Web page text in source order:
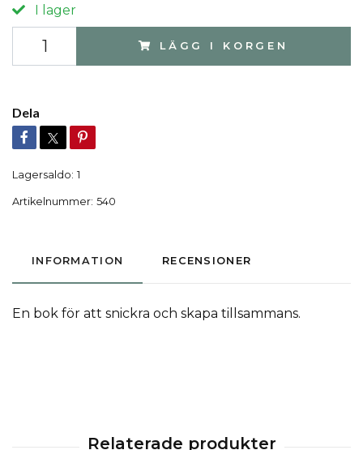
I lager
LÄGG I KORGEN
Dela
Lagersaldo: 1
Artikelnummer: 540
INFORMATION RECENSIONER
En bok för att snickra och skapa tillsammans.